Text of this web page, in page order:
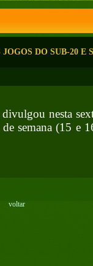
DO SUB-20 E
nesta
semana (15 e
voltar